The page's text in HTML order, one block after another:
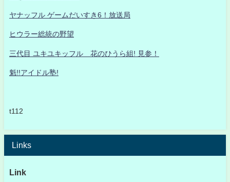
ヤナッフル ゲームだいすき6！放送局
ヒウラー総統の野望
三代目 ユキユキッフル 花のひうら組! 見参！
魁!!アイドル塾!
t112
Links
Link